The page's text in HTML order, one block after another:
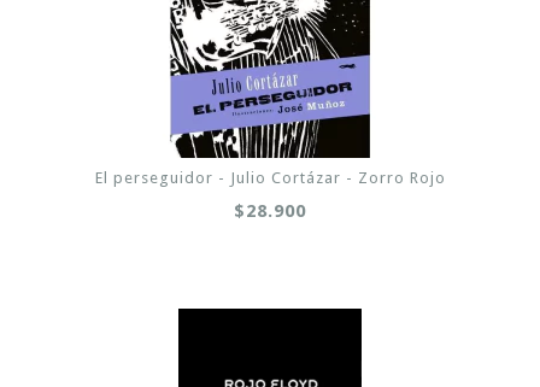
El perseguidor - Julio Cortázar - Zorro Rojo
$28.900